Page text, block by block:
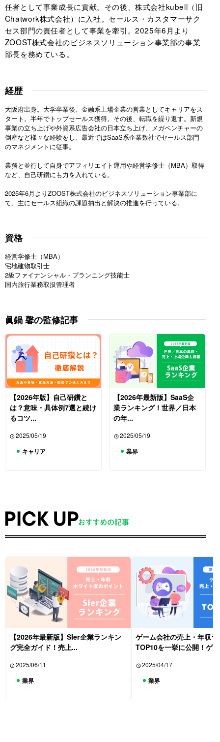
任者として事業成長に貢献。その後、株式会社kubell（旧
Chatwork株式会社）に入社。セールス・カスタマーサク
セス部門の責任者として事業を牽引。2025年6月より
ZOOST株式会社のビジネスソリューション事業部の事業
部長を務めている。
経歴
大阪府出身。大学卒業後、金融系上場企業の営業としてキャリアをス
タート。半年でトップセールス獲得。その後、転職を繰り返す。新規
事業の立ち上げや外資系広告会社の日本立ち上げ、メガベンチャーの
倒産など様々な経験をし、最近ではSaaS系企業数社でセールス部門
のマネジメントに従事。
業務と並行して自身でアフィリエイト運用や経営学修士（MBA）取得
など、自己研鑽にも力を入れている。
2025年6月よりZOOST株式会社のビジネスソリューション事業部に
て、主にセールス組織の課題抽出と解決の推進を行っている。
資格
経営学修士（MBA）
宅地建物取引士
2級ファイナンシャル・プランニング技能士
国内旅行業務取扱管理者
眞鍋 馨の監修記事
【2026年版】自己研鑽と
は？意味・具体例7選と続け
るコツ...
2025/05/19
キャリア
【2026年最新版】SaaS企
業ランキング！世界／日本
の年...
2025/05/19
業界
【2026年最新版】SIer企業ランキン
グ完全ガイド！売上...
2025/06/11
業界
ゲーム会社の売上・年収
TOP10を一挙に公開！ゲ...
2025/04/17
業界